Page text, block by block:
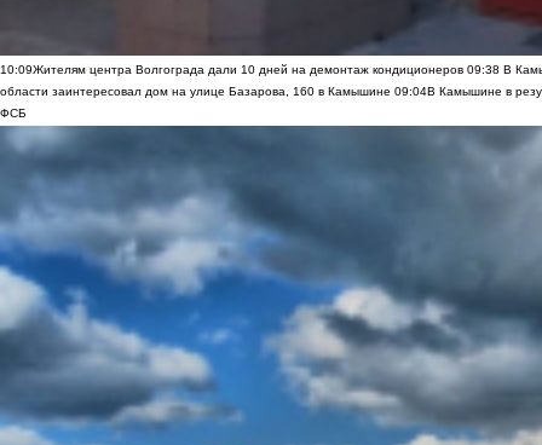
10:09Жителям центра Волгограда дали 10 дней на демонтаж кондиционеров 09:38 В
области заинтересовал дом на улице Базарова, 160 в Камышине 09:04В Камышине в
ФСБ